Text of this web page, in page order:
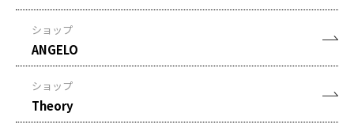
ショップ
ANGELO
ショップ
Theory